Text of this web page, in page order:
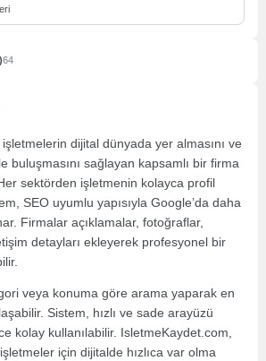
64
dijital dünyada yer almasını ve
buluşmasını sağlayan kapsamlı bir firma
sektörden işletmenin kolayca profil
SEO uyumlu yapısıyla Google’da daha
Firmalar açıklamalar, fotoğraflar,
detayları ekleyerek profesyonel bir
veya konuma göre arama yaparak en
Sistem, hızlı ve sade arayüzü
kolay kullanılabilir. IsletmeKaydet.com,
için dijitalde hızlıca var olma